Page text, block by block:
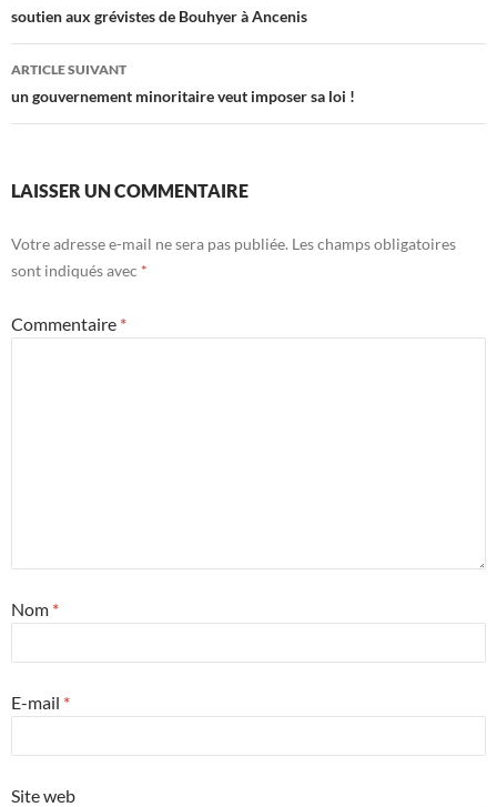
des
articles
soutien aux grévistes de Bouhyer à Ancenis
ARTICLE SUIVANT
un gouvernement minoritaire veut imposer sa loi !
LAISSER UN COMMENTAIRE
Votre adresse e-mail ne sera pas publiée. Les champs obligatoires
sont indiqués avec *
Commentaire *
Nom *
E-mail *
Site web